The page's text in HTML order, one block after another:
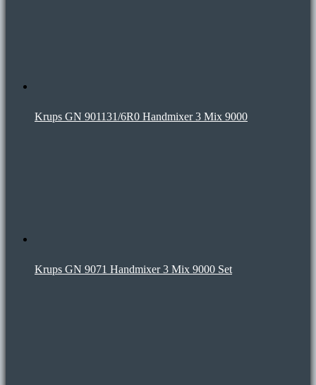
Krups GN 901131/6R0 Handmixer 3 Mix 9000
Krups GN 9071 Handmixer 3 Mix 9000 Set